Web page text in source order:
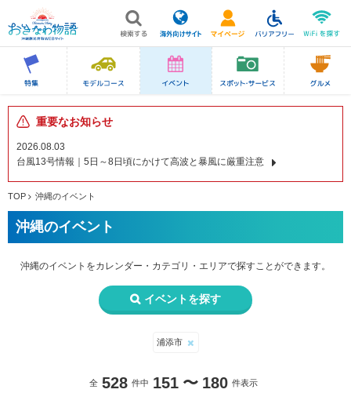
重要なお知らせ
2026.08.03
台風13号情報｜5日～8日頃にかけて高波と暴風に厳重注意
TOP 沖縄のイベント
沖縄のイベント
沖縄のイベントをカレンダー・カテゴリ・エリアで探すことができます。
イベントを探す
浦添市
全 528 件中 151 〜 180 件表示